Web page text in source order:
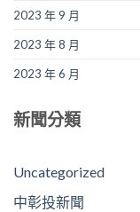
2023 年 9 月
2023 年 8 月
2023 年 6 月
新聞分類
Uncategorized
中彰投新聞